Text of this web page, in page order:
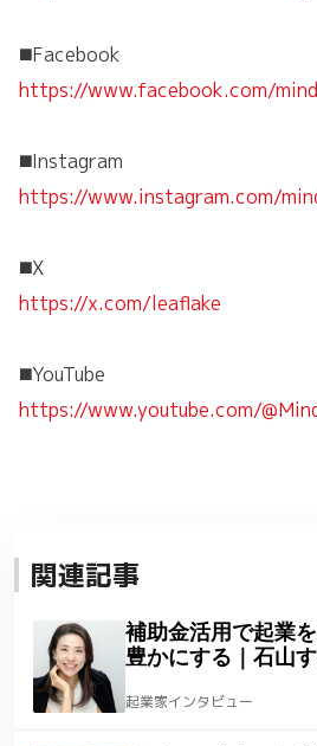
◼️Facebook
https://www.facebook.com/
◼️Instagram
https://www.instagram.com/
◼️X
https://x.com/leaflake
◼️YouTube
https://www.youtube.com/
関連記事
補助金活用で起業
豊かにする｜石山す
起業家インタビュー